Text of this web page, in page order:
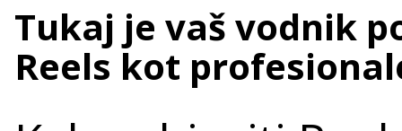
Tukaj je vaš vodnik
Reels kot